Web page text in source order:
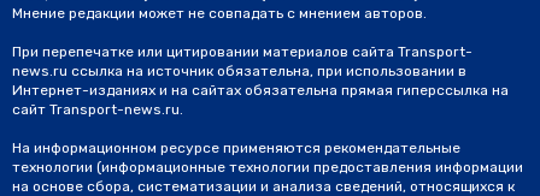
Мнение редакции может не совпадать с мнением авторов.
При перепечатке или цитировании материалов сайта Transport-
news.ru ссылка на источник обязательна, при использовании в
Интернет-изданиях и на сайтах обязательна прямая гиперссылка на
сайт Transport-news.ru.
На информационном ресурсе применяются рекомендательные
технологии (информационные технологии предоставления информации
на основе сбора, систематизации и анализа сведений, относящихся к